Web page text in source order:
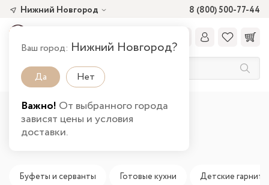
8 (800) 500-77-44
Нижний Новгород
Ваш город: Нижний Новгород?
Да Нет
Важно! От выбранного города
зависят цены и условия
доставки.
Главная Новинки
Буфеты и серванты Готовые кухни Детские